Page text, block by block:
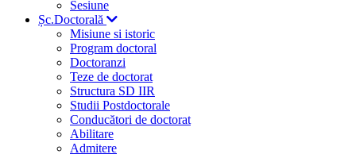
Sesiune
Șc.Doctorală
Misiune si istoric
Program doctoral
Doctoranzi
Teze de doctorat
Structura SD IIR
Studii Postdoctorale
Conducători de doctorat
Abilitare
Admitere